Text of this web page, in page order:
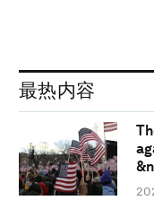
最热内容